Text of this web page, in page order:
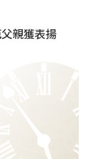
親獲表揚